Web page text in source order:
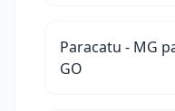
Paracatu - MG
GO